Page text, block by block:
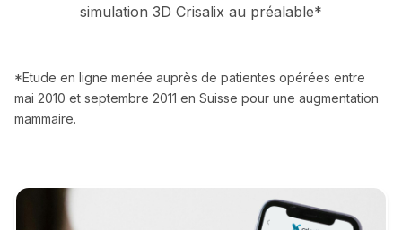
simulation 3D Crisalix au préalable*
*Etude en ligne menée auprès de patientes opérées entre
mai 2010 et septembre 2011 en Suisse pour une augmentation
mammaire.